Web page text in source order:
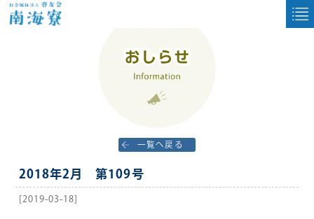
一覧へ戻る
2018年2月 第109号
[2019-03-18]